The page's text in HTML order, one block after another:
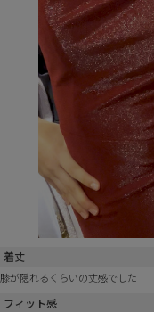
着丈
膝が隠れるくらいの丈感でした
フィット感